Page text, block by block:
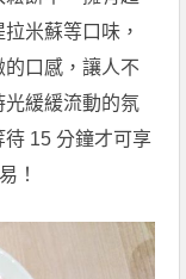
米蘇等口味，
口感，讓人不
光緩緩流動的氛
待 15 分鐘才可享
！